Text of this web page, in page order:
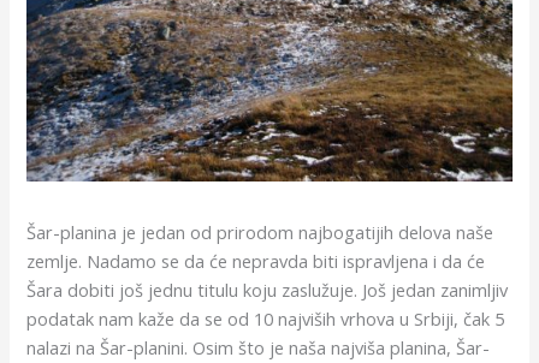
Šar-planina je jedan od prirodom najbogatijih delova naše
zemlje. Nadamo se da će nepravda biti ispravljena i da će
Šara dobiti još jednu titulu koju zaslužuje. Još jedan zanimljiv
podatak nam kaže da se od 10 najviših vrhova u Srbiji, čak 5
nalazi na Šar-planini. Osim što je naša najviša planina, Šar-